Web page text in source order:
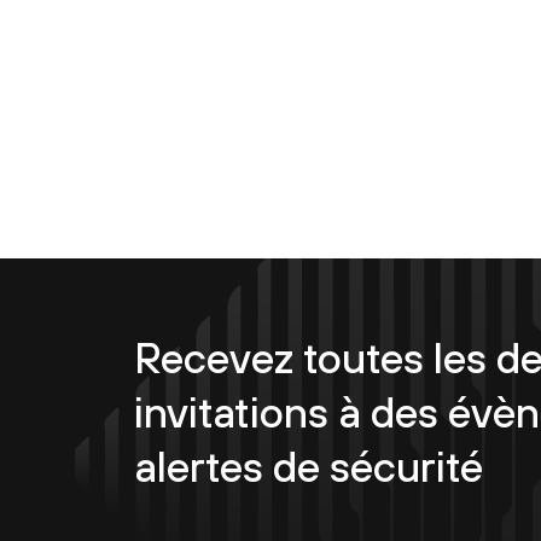
Recevez toutes les
invitations à des
alertes de sécurité